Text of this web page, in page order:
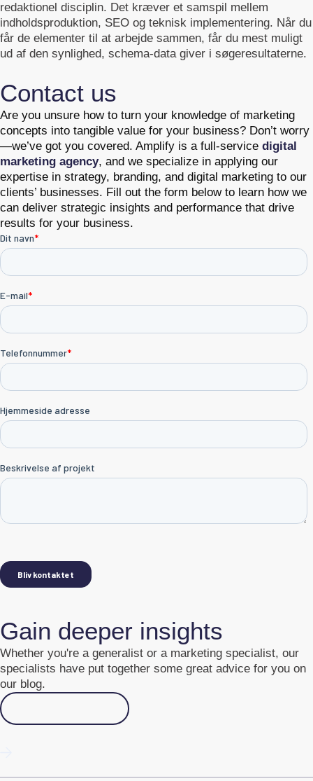
redaktionel disciplin. Det kræver et samspil mellem
indholdsproduktion, SEO og teknisk implementering. Når du
får de elementer til at arbejde sammen, får du mest muligt
ud af den synlighed, schema-data giver i søgeresultaterne.
Contact us
Are you unsure how to turn your knowledge of marketing
concepts into tangible value for your business? Don’t worry
—we’ve got you covered. Amplify is a full-service digital
marketing agency, and we specialize in applying our
expertise in strategy, branding, and digital marketing to our
clients’ businesses. Fill out the form below to learn how we
can deliver strategic insights and performance that drive
results for your business.
Gain deeper insights
Whether you're a generalist or a marketing specialist, our
specialists have put together some great advice for you on
our blog.